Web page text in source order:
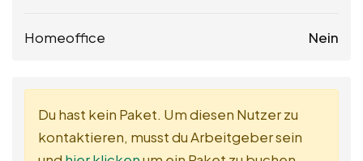
Homeoffice Nein
Du hast kein Paket. Um diesen Nutzer zu
kontaktieren, musst du Arbeitgeber sein